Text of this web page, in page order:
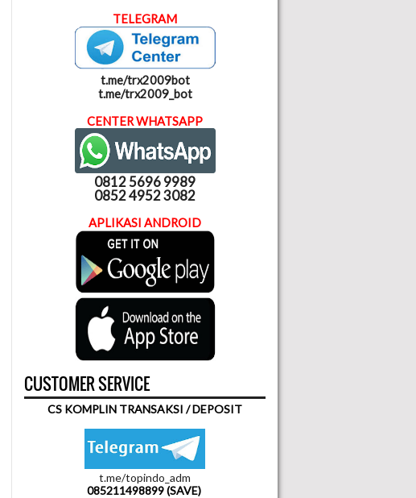
TELEGRAM
t.me/trx2009bot
t.me/trx2009_bot
CENTER WHATSAPP
0812 5696 9989
0852 4952 3082
APLIKASI ANDROID
CUSTOMER SERVICE
CS KOMPLIN TRANSAKSI / DEPOSIT
t.me/topindo_adm
085211498899 (SAVE)